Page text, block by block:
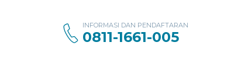
INFORMASI DAN PENDAFTARAN
0811-1661-005